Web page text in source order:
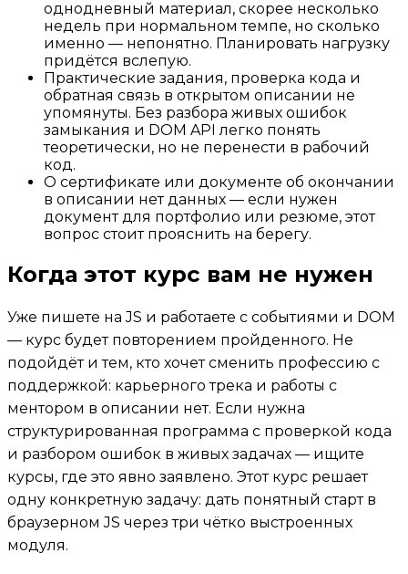
однодневный материал, скорее несколько
недель при нормальном темпе, но сколько
именно — непонятно. Планировать нагрузку
придётся вслепую.
Практические задания, проверка кода и
обратная связь в открытом описании не
упомянуты. Без разбора живых ошибок
замыкания и DOM API легко понять
теоретически, но не перенести в рабочий
код.
О сертификате или документе об окончании
в описании нет данных — если нужен
документ для портфолио или резюме, этот
вопрос стоит прояснить на берегу.
Когда этот курс вам не нужен
Уже пишете на JS и работаете с событиями и DOM
— курс будет повторением пройденного. Не
подойдёт и тем, кто хочет сменить профессию с
поддержкой: карьерного трека и работы с
ментором в описании нет. Если нужна
структурированная программа с проверкой кода
и разбором ошибок в живых задачах — ищите
курсы, где это явно заявлено. Этот курс решает
одну конкретную задачу: дать понятный старт в
браузерном JS через три чётко выстроенных
модуля.